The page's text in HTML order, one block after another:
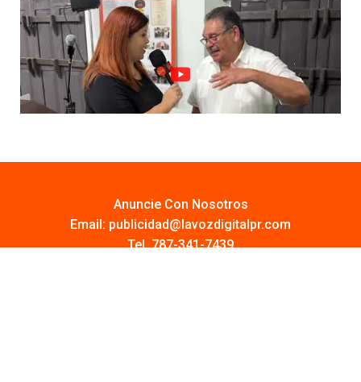
Anuncie Con Nosotros
Email: publicidad@lavozdigitalpr.com
Tel. 787-341-7439